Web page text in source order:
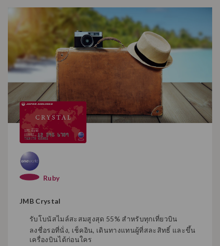
Ruby
JMB Crystal
รับโบนัสไมล์สะสมสูงสุด 55% สําหรับทุกเที่ยวบิน
ลงชื่อรอที่นั่ง, เช็คอิน, เดินทางแทนผู้ที่สละสิทธิ์ และขึ้น
เครื่องบินได้ก่อนใคร